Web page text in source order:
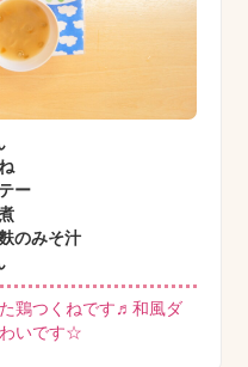
ー
のみそ汁
鶏つくねです♬和風ダ
いです☆